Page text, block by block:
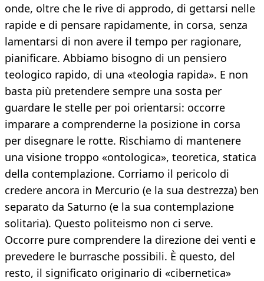
onde, oltre che le rive di approdo, di gettarsi nelle
rapide e di pensare rapidamente, in corsa, senza
lamentarsi di non avere il tempo per ragionare,
pianificare. Abbiamo bisogno di un pensiero
teologico rapido, di una «teologia rapida». E non
basta più pretendere sempre una sosta per
guardare le stelle per poi orientarsi: occorre
imparare a comprenderne la posizione in corsa
per disegnare le rotte. Rischiamo di mantenere
una visione troppo «ontologica», teoretica, statica
della contemplazione. Corriamo il pericolo di
credere ancora in Mercurio (e la sua destrezza) ben
separato da Saturno (e la sua contemplazione
solitaria). Questo politeismo non ci serve.
Occorre pure comprendere la direzione dei venti e
prevedere le burrasche possibili. È questo, del
resto, il significato originario di «cibernetica»